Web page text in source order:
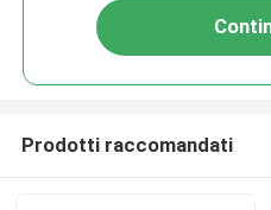
Prodotti raccomandati